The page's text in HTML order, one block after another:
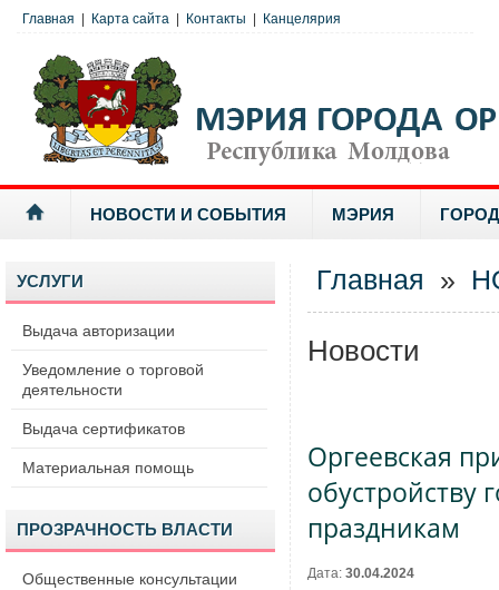
Главная Карта сайта Контакты Канцелярия
НОВОСТИ И СОБЫТИЯ МЭРИЯ
УСЛУГИ
Выдача авторизации
Уведомление о торговой
деятельности
Выдача сертификатов
Материальная помощь
ПРОЗРАЧНОСТЬ ВЛАСТИ
Общественные консультации
Главная »
Новости
Оргеевская
обустройству
праздникам
Дата: 30.04.2024